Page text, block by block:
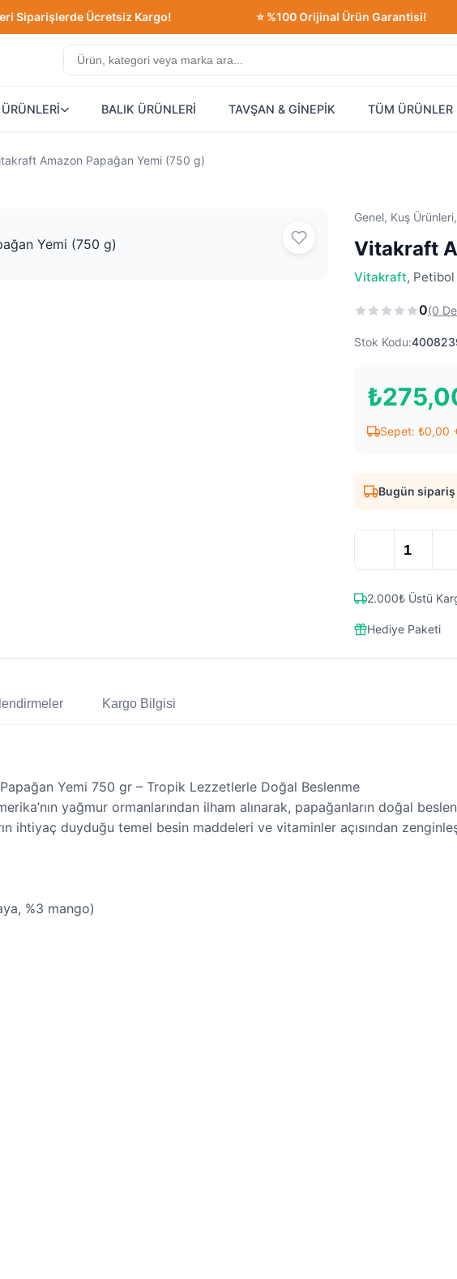
Ücretsiz Kargo! ⭐ %100 Orijinal Ürün Garantisi!
BALIK ÜRÜNLERİ TAVŞAN & GİNEPİK TÜM ÜRÜNLER
Amazon Papağan Yemi (750 g)
Genel, Kuş
Vitakraft
Vitakraft, Petibol
0(0
Stok Kodu:
₺
Sepet: ₺0,00
Bugün
2.000₺ Üstü
Hediye Paketi
Kargo Bilgisi
Yemi 750 gr – Tropik Lezzetlerle Doğal Beslenme
yağmur ormanlarından ilham alınarak, papağanların doğal
ihtiyaç duyduğu temel besin maddeleri ve vitaminler açısından
%3 mango)